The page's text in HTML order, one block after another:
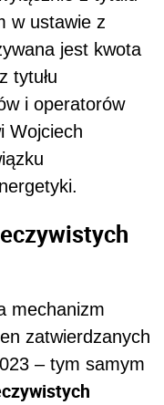
w ustawie z
jest kwota
tytułu
i operatorów
Wojciech
mechanizm
zatwierdzanych
– tym samym